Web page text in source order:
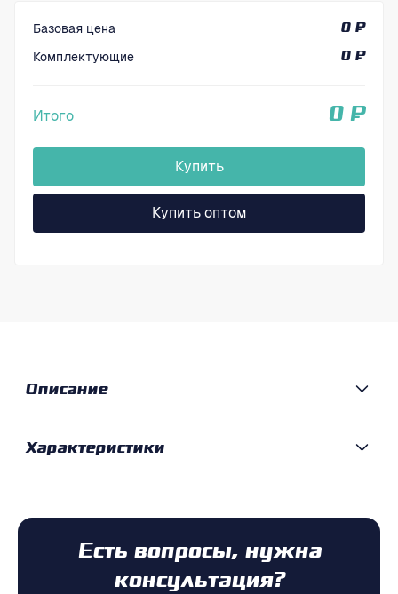
Базовая цена
0 ₽
Комплектующие
0 ₽
Итого 0 ₽
Купить
Купить оптом
Описание
Характеристики
Есть вопросы, нужна
консультация?